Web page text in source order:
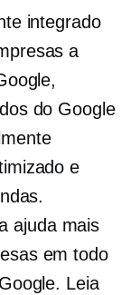
integrado
a
do Google
e
ajuda mais
em todo
Leia